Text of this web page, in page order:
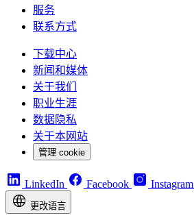
服务
联系方式
下载中心
新闻和媒体
关于我们
职业生涯
数据隐私
关于本网站
管理 cookie
LinkedIn Facebook Instagram
更改语言